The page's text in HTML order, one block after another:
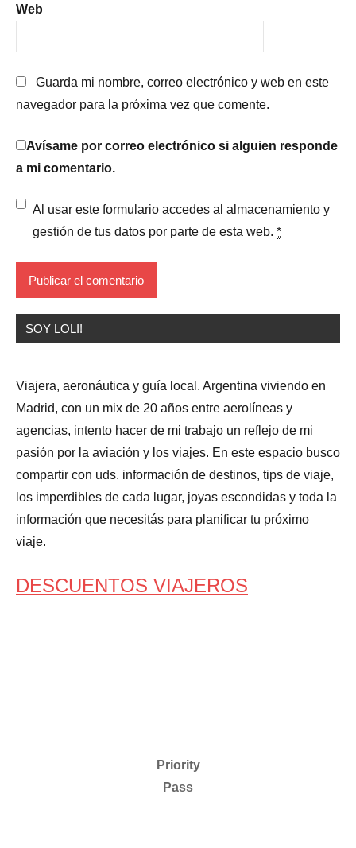
Web
Guarda mi nombre, correo electrónico y web en este
navegador para la próxima vez que comente.
Avísame por correo electrónico si alguien responde
a mi comentario.
Al usar este formulario accedes al almacenamiento y
gestión de tus datos por parte de esta web. *
SOY LOLI!
Viajera, aeronáutica y guía local. Argentina viviendo en
Madrid, con un mix de 20 años entre aerolíneas y
agencias, intento hacer de mi trabajo un reflejo de mi
pasión por la aviación y los viajes. En este espacio busco
compartir con uds. información de destinos, tips de viaje,
los imperdibles de cada lugar, joyas escondidas y toda la
información que necesitás para planificar tu próximo
viaje.
DESCUENTOS VIAJEROS
Priority
Pass